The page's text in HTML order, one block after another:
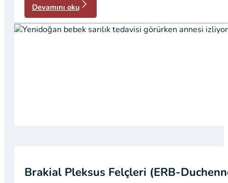
Devamını oku
Brakial Pleksus Felçleri (ERB-